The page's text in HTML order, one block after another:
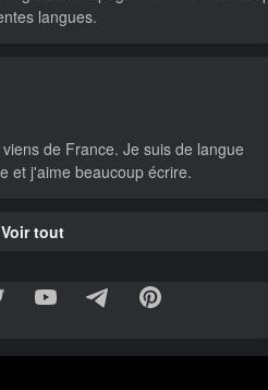
langues.
de France. Je suis de langue
et j'aime beaucoup écrire.
Voir tout